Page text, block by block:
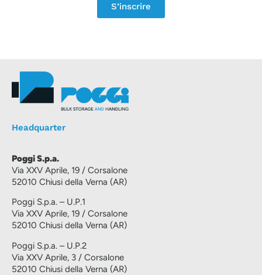
S’inscrire
Headquarter
Poggi S.p.a.
Via XXV Aprile, 19 / Corsalone
52010 Chiusi della Verna (AR)
Poggi S.p.a. – U.P.1
Via XXV Aprile, 19 / Corsalone
52010 Chiusi della Verna (AR)
Poggi S.p.a. – U.P.2
Via XXV Aprile, 3 / Corsalone
52010 Chiusi della Verna (AR)